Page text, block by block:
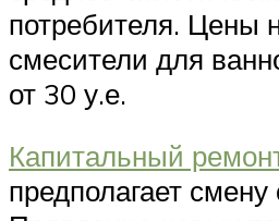
потребителя. Цены
смесители для
от 30 у.е.
Капитальный
предполагает смену